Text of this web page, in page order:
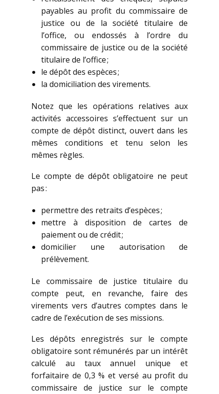
payables au profit du commissaire de
justice ou de la société titulaire de
l’office, ou endossés à l’ordre du
commissaire de justice ou de la société
titulaire de l’office ;
le dépôt des espèces ;
la domiciliation des virements.
Notez que les opérations relatives aux
activités accessoires s’effectuent sur un
compte de dépôt distinct, ouvert dans les
mêmes conditions et tenu selon les
mêmes règles.
Le compte de dépôt obligatoire ne peut
pas :
permettre des retraits d’espèces ;
mettre à disposition de cartes de
paiement ou de crédit ;
domicilier une autorisation de
prélèvement.
Le commissaire de justice titulaire du
compte peut, en revanche, faire des
virements vers d’autres comptes dans le
cadre de l’exécution de ses missions.
Les dépôts enregistrés sur le compte
obligatoire sont rémunérés par un intérêt
calculé au taux annuel unique et
forfaitaire de 0,3 % et versé au profit du
commissaire de justice sur le compte